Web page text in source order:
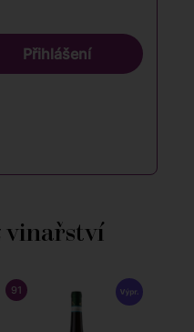
Přihlášení
vinařství
91 5STARSWINES -